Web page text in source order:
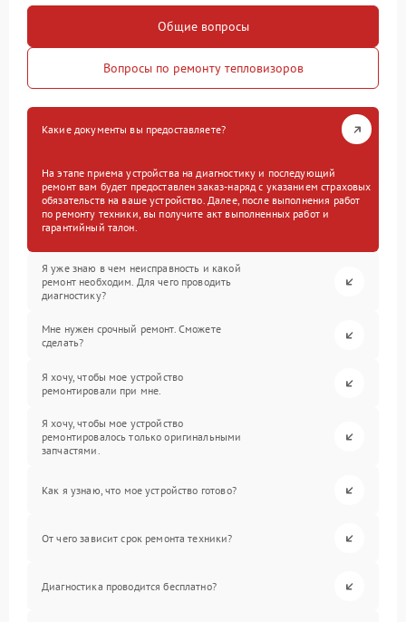
Общие вопросы
Вопросы по ремонту тепловизоров
Какие документы вы предоставляете?
На этапе приема устройства на диагностику и последующий
ремонт вам будет предоставлен заказ-наряд с указанием страховых
обязательств на ваше устройство. Далее, после выполнения работ
по ремонту техники, вы получите акт выполненных работ и
гарантийный талон.
Я уже знаю в чем неисправность и какой
ремонт необходим. Для чего проводить
диагностику?
Мне нужен срочный ремонт. Сможете
сделать?
Я хочу, чтобы мое устройство
ремонтировали при мне.
Я хочу, чтобы мое устройство
ремонтировалось только оригинальными
запчастями.
Как я узнаю, что мое устройство готово?
От чего зависит срок ремонта техники?
Диагностика проводится бесплатно?